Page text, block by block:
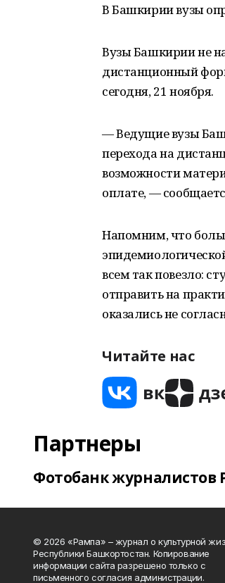
В Башкирии вузы
Вузы Башкирии не
дистанционный
сегодня, 21 ноября.
— Ведущие вузы
перехода на
возможности
оплате, —
Напомним, что
всем так повезло:
отправить на
оказались не
Читайте нас
Партнеры
Фотобанк журналистов
© 2026 «Рампа» – журнал о культурной
Республики Башкортостан. Копирование
информации сайта разрешено только с
письменного согласия администрации.